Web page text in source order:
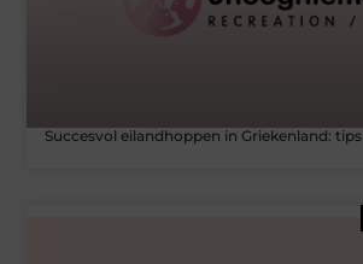
Succesvol eilandhoppen in Griekenland: tips